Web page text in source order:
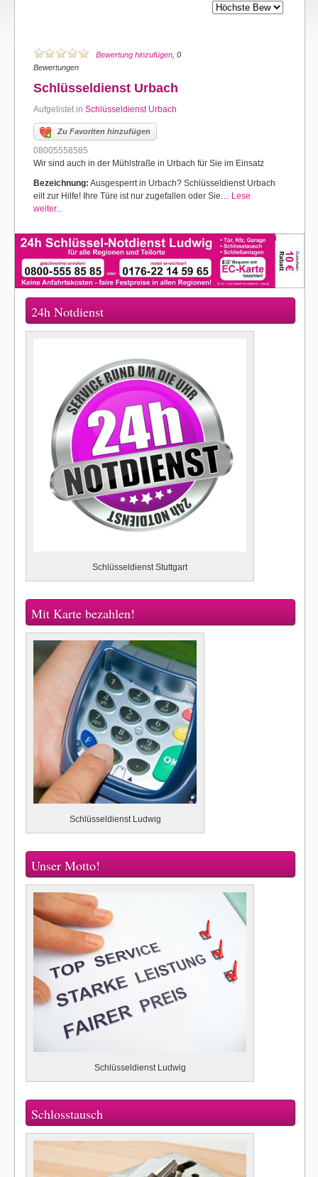
Bewertung hinzufügen , 0
Bewertungen
Schlüsseldienst Urbach
Aufgelistet in Schlüsseldienst Urbach
Zu Favoriten hinzufügen
08005558585
Wir sind auch in der Mühlstraße in Urbach für Sie im Einsatz
Bezeichnung: Ausgesperrt in Urbach? Schlüsseldienst Urbach
eilt zur Hilfe! Ihre Türe ist nur zugefallen oder Sie… Lese
weiter...
24h Notdienst
Schlüsseldienst Stuttgart
Mit Karte bezahlen!
Schlüsseldienst Ludwig
Unser Motto!
Schlüsseldienst Ludwig
Schlosstausch